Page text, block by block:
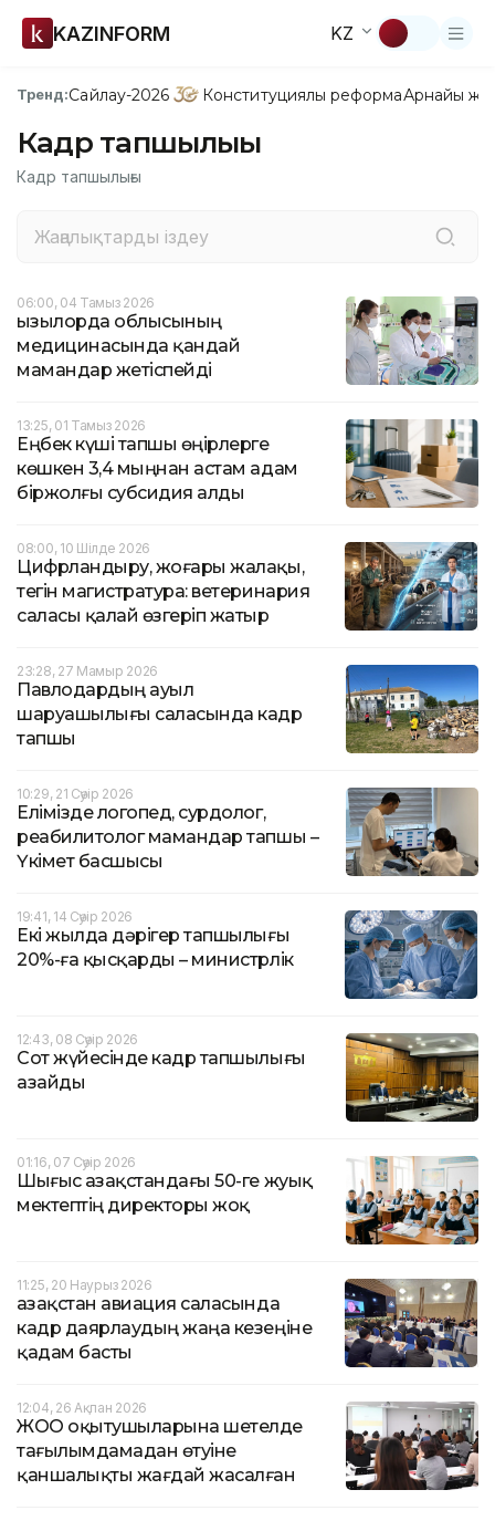
KAZINFORM KZ
Тренд:Сайлау-2026 Конституциялық реформаАрнайы
Кадр тапшылығы
Кадр тапшылығы
06:00, 04 Тамыз 2026
Қызылорда облысының
медицинасында қандай
мамандар жетіспейді
13:25, 01 Тамыз 2026
Еңбек күші тапшы өңірлерге
көшкен 3,4 мыңнан астам адам
біржолғы субсидия алды
08:00, 10 Шілде 2026
Цифрландыру, жоғары жалақы,
тегін магистратура: ветеринария
саласы қалай өзгеріп жатыр
23:28, 27 Мамыр 2026
Павлодардың ауыл
шаруашылығы саласында кадр
тапшы
10:29, 21 Сәуір 2026
Елімізде логопед, сурдолог,
реабилитолог мамандар тапшы –
Үкімет басшысы
19:41, 14 Сәуір 2026
Екі жылда дәрігер тапшылығы
20%-ға қысқарды – министрлік
12:43, 08 Сәуір 2026
Сот жүйесінде кадр тапшылығы
азайды
01:16, 07 Сәуір 2026
Шығыс Қазақстандағы 50-ге жуық
мектептің директоры жоқ
11:25, 20 Наурыз 2026
Қазақстан авиация саласында
кадр даярлаудың жаңа кезеңіне
қадам басты
12:04, 26 Ақпан 2026
ЖОО оқытушыларына шетелде
тағылымдамадан өтуіне
қаншалықты жағдай жасалған